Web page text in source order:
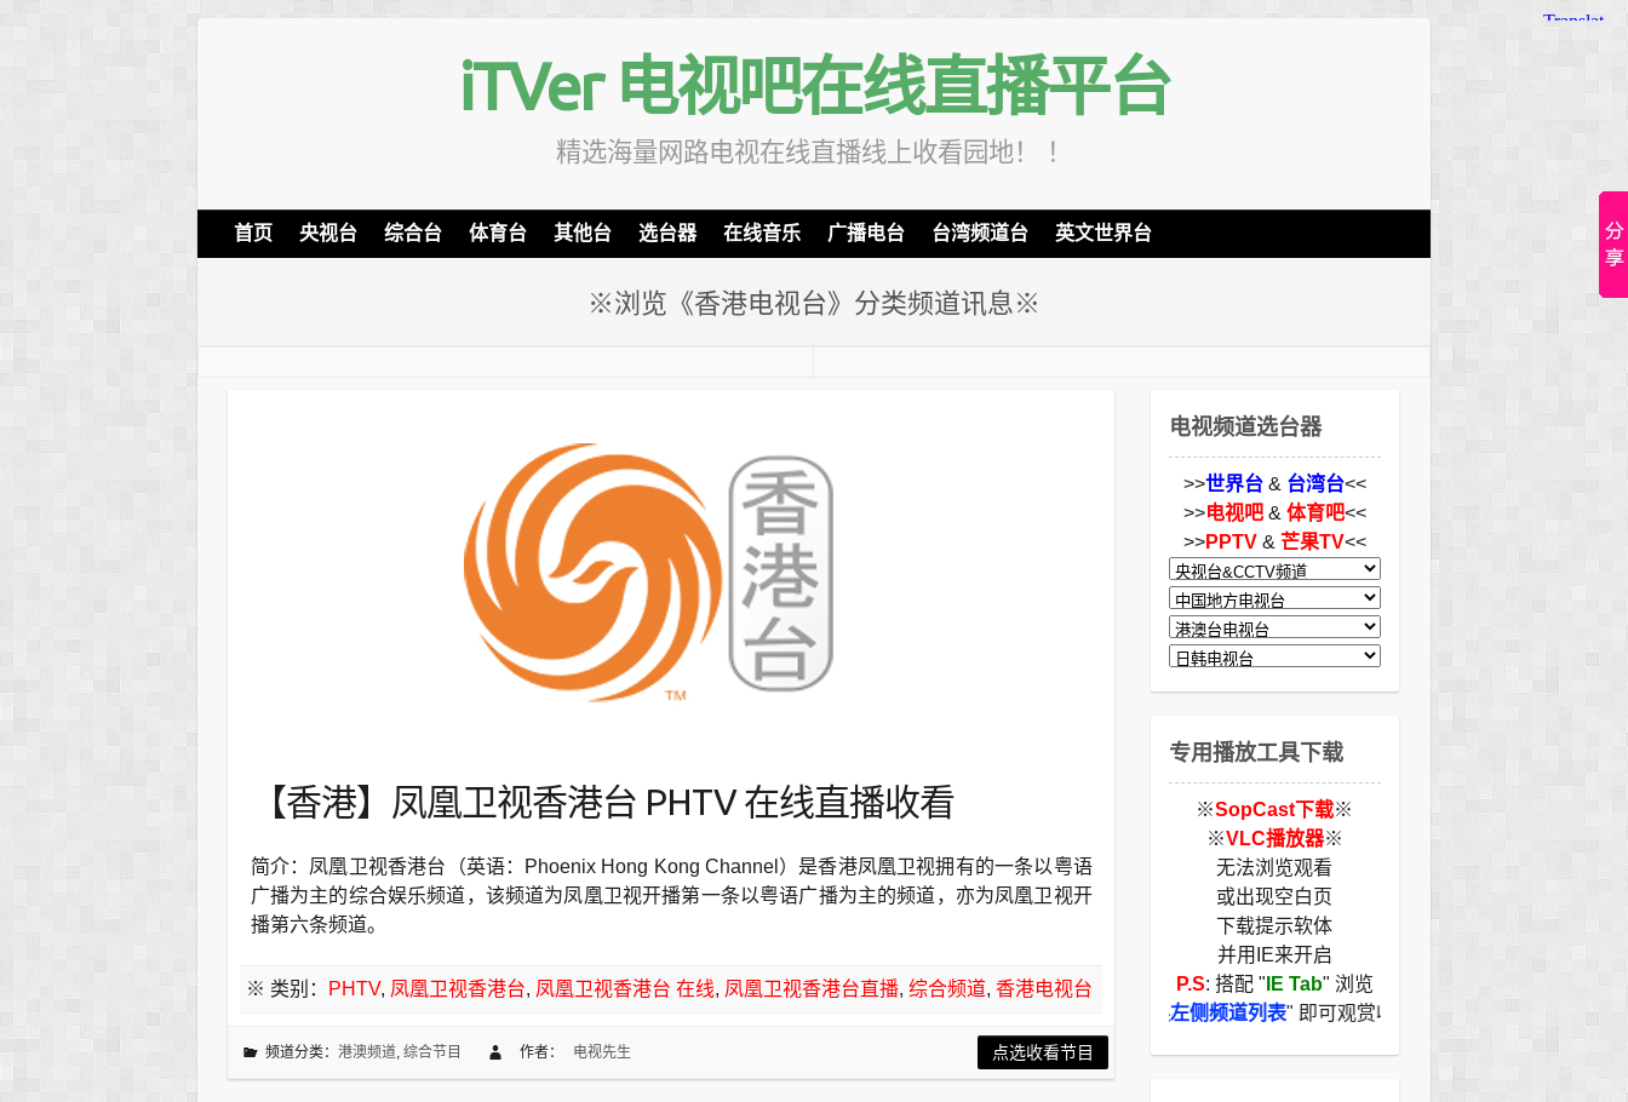
iTVer 电视吧在线直播平台
精选海量网路电视在线直播线上收看园地！ ！
首页 央视台 综合台 体育台 其他台 选台器 在线音乐 广播电台 台湾频道台 英文世界台
※浏览《香港电视台》分类频道讯息※
【香港】凤凰卫视香港台 PHTV 在线直播收看
简介：凤凰卫视香港台（英语：Phoenix Hong Kong Channel）是香港凤凰卫视拥有的一条以粤语
广播为主的综合娱乐频道，该频道为凤凰卫视开播第一条以粤语广播为主的频道，亦为凤凰卫视开
播第六条频道。
※ 类别： PHTV, 凤凰卫视香港台, 凤凰卫视香港台 在线, 凤凰卫视香港台直播,综合频道, 香港电视台
频道分类： 港澳频道, 综合节目 作者： 电视先生 点选收看节目
电视频道选台器
>>世界台& 台湾台<<
>>电视吧& 体育吧<<
>>PPTV& 芒果TV<<
专用播放工具下载
※SopCast下载※
※VLC播放器※
无法浏览观看
或出现空白页
下载提示软体
并用IE来开启
P.S: 搭配 " IE Tab" 浏览
切换左侧频道列表" 即可观赏收看